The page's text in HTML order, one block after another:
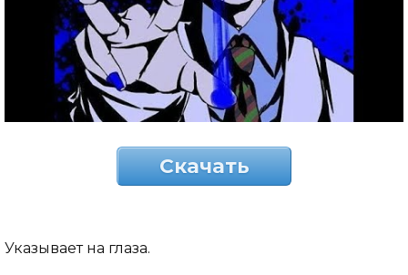
Скачать
Указывает на глаза.